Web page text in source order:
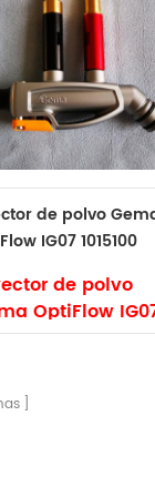
de polvo
IG07 1015100
de polvo
OptiFlow
1015100